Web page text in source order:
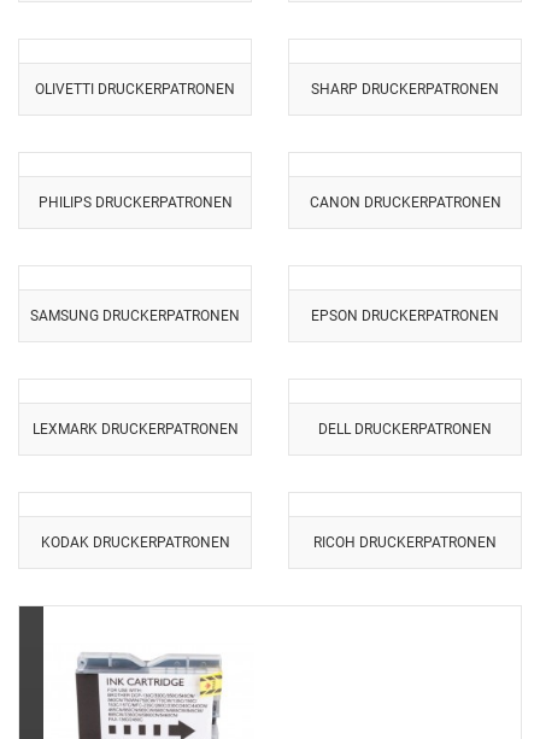
OLIVETTI DRUCKERPATRONEN SHARP DRUCKERPATRONEN
PHILIPS DRUCKERPATRONEN CANON DRUCKERPATRONEN
SAMSUNG DRUCKERPATRONEN EPSON DRUCKERPATRONEN
LEXMARK DRUCKERPATRONEN DELL DRUCKERPATRONEN
KODAK DRUCKERPATRONEN RICOH DRUCKERPATRONEN